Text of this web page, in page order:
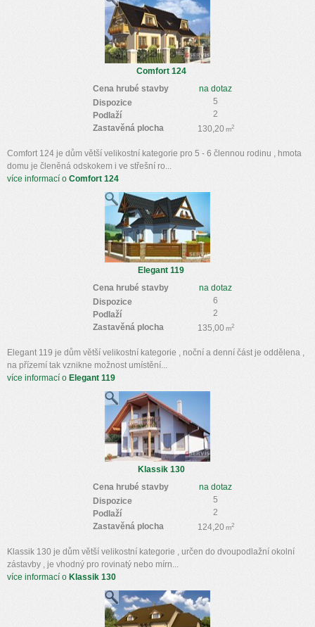
Comfort 124
na dotaz
Cena hrubé stavby
5
Dispozice
2
Podlaží
130,20 m2
Zastavěná plocha
Comfort 124 je dům větší velikostní kategorie pro 5 - 6 člennou rodinu , hmota
domu je členěná odskokem i ve střešní ro...
více informací o Comfort 124
Elegant 119
na dotaz
Cena hrubé stavby
6
Dispozice
2
Podlaží
135,00 m2
Zastavěná plocha
Elegant 119 je dům větší velikostní kategorie , noční a denní část je oddělena ,
na přízemí tak vznikne možnost umístění...
více informací o Elegant 119
Klassik 130
na dotaz
Cena hrubé stavby
5
Dispozice
2
Podlaží
124,20 m2
Zastavěná plocha
Klassik 130 je dům větší velikostní kategorie , určen do dvoupodlažní okolní
zástavby , je vhodný pro rovinatý nebo mírn...
více informací o Klassik 130